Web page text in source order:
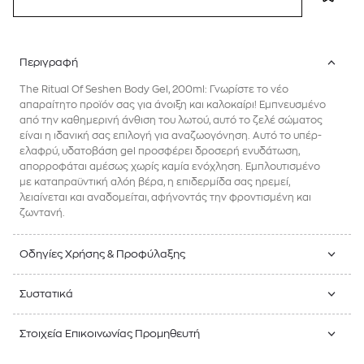
Περιγραφή
The Ritual Of Seshen Body Gel, 200ml: Γνωρίστε το νέο
απαραίτητο προϊόν σας για άνοιξη και καλοκαίρι! Εμπνευσμένο
από την καθημερινή άνθιση του λωτού, αυτό το ζελέ σώματος
είναι η ιδανική σας επιλογή για αναζωογόνηση. Αυτό το υπέρ-
ελαφρύ, υδατοβάση gel προσφέρει δροσερή ενυδάτωση,
απορροφάται αμέσως χωρίς καμία ενόχληση. Εμπλουτισμένο
με καταπραϋντική αλόη βέρα, η επιδερμίδα σας ηρεμεί,
λειαίνεται και αναδομείται, αφήνοντάς την φροντισμένη και
ζωντανή.
Οδηγίες Χρήσης & Προφύλαξης
Συστατικά
Στοιχεία Επικοινωνίας Προμηθευτή